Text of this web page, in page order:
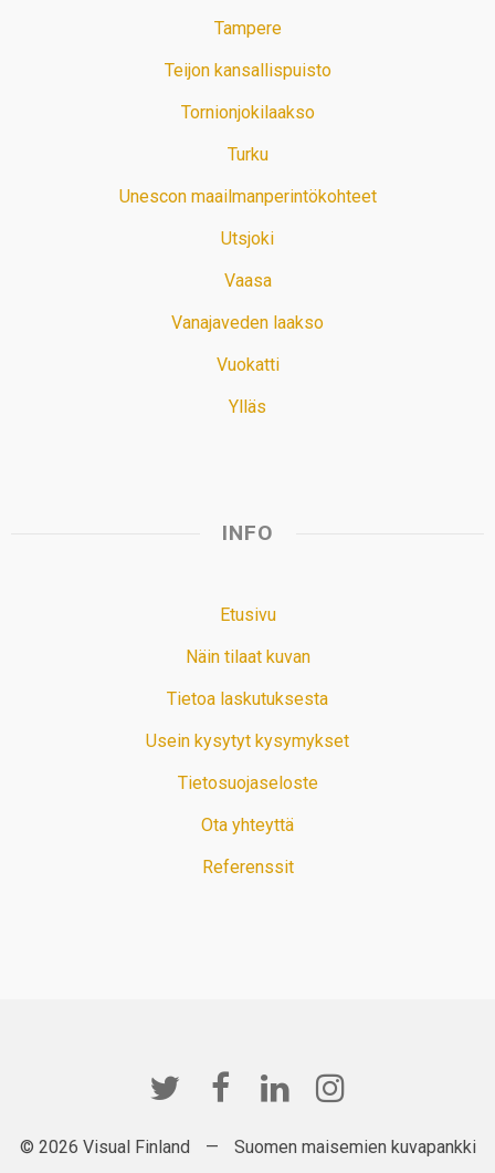
Tampere
Teijon kansallispuisto
Tornionjokilaakso
Turku
Unescon maailmanperintökohteet
Utsjoki
Vaasa
Vanajaveden laakso
Vuokatti
Ylläs
INFO
Etusivu
Näin tilaat kuvan
Tietoa laskutuksesta
Usein kysytyt kysymykset
Tietosuojaseloste
Ota yhteyttä
Referenssit
© 2026 Visual Finland — Suomen maisemien kuvapankki